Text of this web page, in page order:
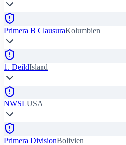
Primera B ClausuraKolumbien
1. DeildIsland
NWSLUSA
Primera DivisionBolivien